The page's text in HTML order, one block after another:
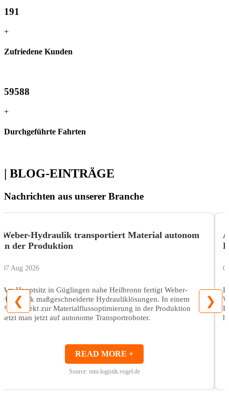
191
+
Zufriedene Kunden
59588
+
Durchgeführte Fahrten
| BLOG-EINTRÄGE
Nachrichten aus unserer Branche
❮
Weber-Hydraulik transportiert Material autonom
in der Produktion
07 Aug 2026
Am Hauptsitz in Güglingen nahe Heilbronn fertigt Weber-
Hydraulik maßgeschneiderte Hydrauliklösungen. In einem
Pilotprojekt zur Materialflussoptimierung in der Produktion
setzt man jetzt auf autonome Transportroboter.
READ MORE +
Source: mm-logistik.vogel.de
❯